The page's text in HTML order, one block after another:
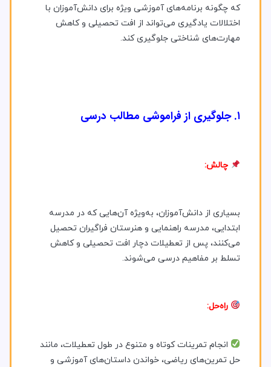
که چگونه برنامه‌های آموزشی ویژه برای دانش‌آموزان با
اختلالات یادگیری می‌تواند از افت تحصیلی و کاهش
مهارت‌های شناختی جلوگیری کند.
۱. جلوگیری از فراموشی مطالب درسی
چالش:
بسیاری از دانش‌آموزان، به‌ویژه آن‌هایی که در مدرسه
ابتدایی، مدرسه راهنمایی و هنرستان فراگیران تحصیل
می‌کنند، پس از تعطیلات دچار افت تحصیلی و کاهش
تسلط بر مفاهیم درسی می‌شوند.
راه‌حل:
انجام تمرینات کوتاه و متنوع در طول تعطیلات، مانند
حل تمرین‌های ریاضی، خواندن داستان‌های آموزشی و